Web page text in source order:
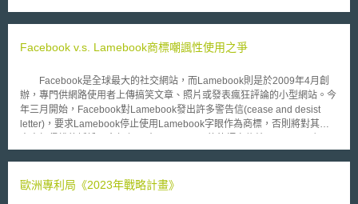
謂電力工作物係指：「為了發電、儲能、變電、輸電、配電或其他以電力使
作物（但船舶、車輛或航空器等，則依其他法令定之）。」此外，日本新電
此一新型電力事業。依日本新電業法對於「特定電力批發業」之定義，所謂
「特定電力批發業」，係指：「自其他發電及儲能設備設置者（但不包含發
電業者）處聚合其發出或放出之電力而再向售電業、一般輸配電業、輸電
業、特定輸電業供應電力者。」又依日本經濟產業省規劃，「特定電力批發
業」得自行設置儲能設備，自產消合一之用電戶（prosumer）之儲能設備
向其他售電業者販售電力；但「特定電力批發業」不得直接從發電業者或其
是旨在賦予聚合商（アグリゲーター）參與市場之地位。
Facebook v.s. Lamebook商標嘲諷性使用之爭
Facebook是全球最大的社交網站，而Lamebook則是於2009年4月創
辦，專門供網路使用者上傳搞笑文章、照片或發表瘋狂評論的小型網站。今
年三月開始，Facebook對Lamebook發出許多警告信(cease and desist
letter)，要求Lamebook停止使用Lamebook字眼作為商標，否則將對其提
其侵權，信中並聲稱Lamebook作為商標的使用，並非屬於受法律保護的嘲
任何批評或評論。 然而Lamebook則認為其網站是專門供網友上傳他們
歐洲專利局《2023年戰略計畫》